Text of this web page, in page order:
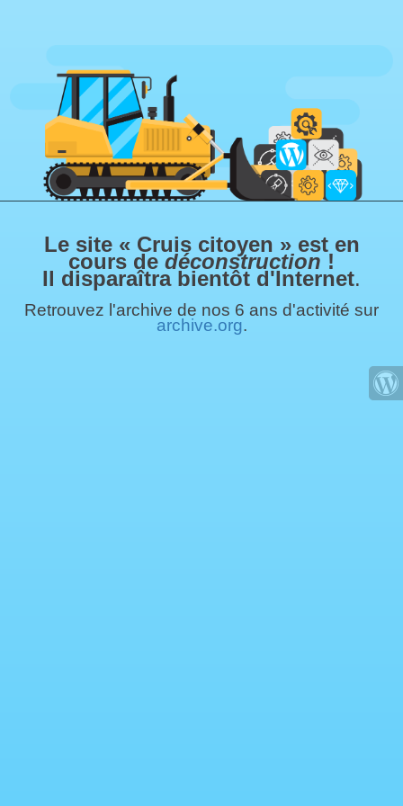
Le site « Cruis citoyen » est en
cours de déconstruction !
Il disparaîtra bientôt d'Internet.
Retrouvez l'archive de nos 6 ans d'activité sur
archive.org.